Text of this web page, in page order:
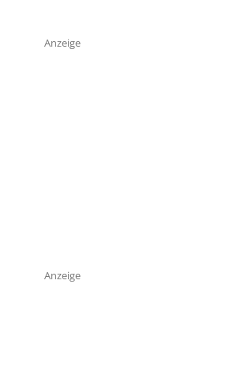
Anzeige
Anzeige